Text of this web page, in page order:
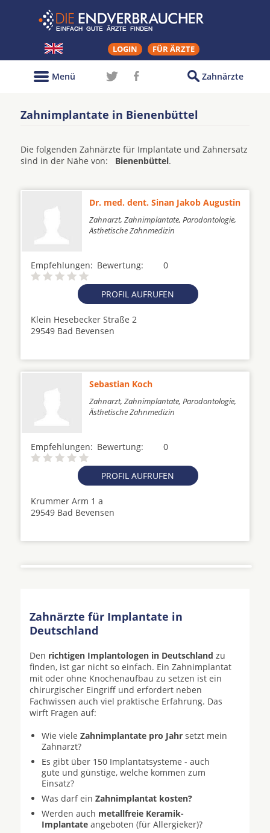
LOGIN FÜR ÄRZTE
Zahnärzte
Menü
Zahnimplantate in Bienenbüttel
Die folgenden Zahnärzte für Implantate und Zahnersatz
sind in der Nähe von: Bienenbüttel.
Dr. med. dent. Sinan Jakob Augustin
Zahnarzt, Zahnimplantate, Parodontologie,
Ästhetische Zahnmedizin
Empfehlungen: 0
Bewertung:
PROFIL AUFRUFEN
Klein Hesebecker Straße 2
29549 Bad Bevensen
Sebastian Koch
Zahnarzt, Zahnimplantate, Parodontologie,
Ästhetische Zahnmedizin
Empfehlungen: 0
Bewertung:
PROFIL AUFRUFEN
Krummer Arm 1 a
29549 Bad Bevensen
Zahnärzte für Implantate in
Deutschland
Den richtigen Implantologen in Deutschland zu
finden, ist gar nicht so einfach. Ein Zahnimplantat
mit oder ohne Knochenaufbau zu setzen ist ein
chirurgischer Eingriff und erfordert neben
Fachwissen auch viel praktische Erfahrung. Das
wirft Fragen auf:
Wie viele Zahnimplantate pro Jahr setzt mein
Zahnarzt?
Es gibt über 150 Implantatsysteme - auch
gute und günstige, welche kommen zum
Einsatz?
Was darf ein Zahnimplantat kosten?
Werden auch metallfreie Keramik-
Implantate angeboten (für Allergieker)?